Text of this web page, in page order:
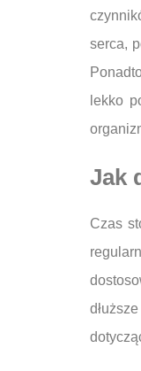
serca,
lekko
Jak
Czas